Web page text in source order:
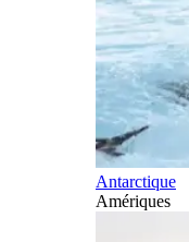
Antarctique
Amériques